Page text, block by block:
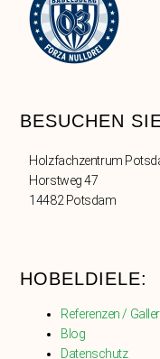
BESUCHEN
Holzfachzentrum
Horstweg 47
14482 Potsdam
HOBELDIELE:
Referenzen /
Blog
Datenschutz